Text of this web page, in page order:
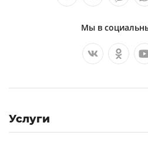
Мы в
Услуги